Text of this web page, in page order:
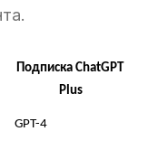
Подписка ChatGPT
Plus
GPT-4